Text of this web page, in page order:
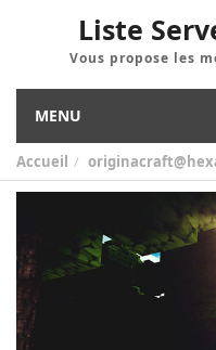
Liste
Vous propose les
MENU
Accueil